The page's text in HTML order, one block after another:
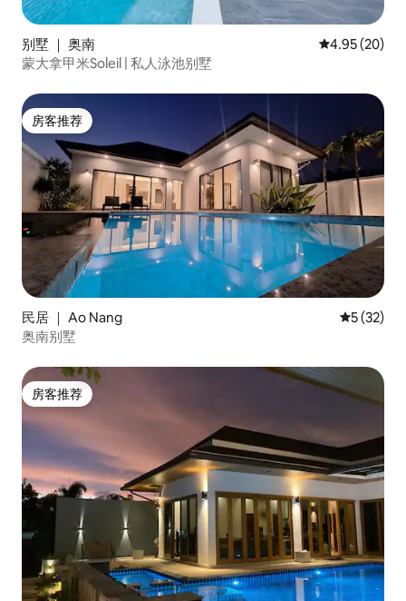
别墅 ｜ 奥南 平均评分
4.95 (20)
蒙大拿甲米Soleil | 私人泳池别墅
房客推荐
房客推荐
民居 ｜ Ao Nang 平均评分
5 (32)
奥南别墅
房客推荐
房客推荐